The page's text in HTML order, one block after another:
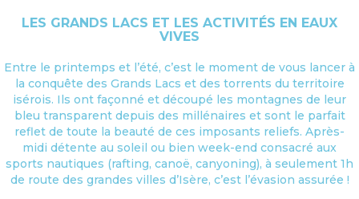
LES GRANDS LACS ET LES ACTIVITÉS EN EAUX
VIVES
Entre le printemps et l’été, c’est le moment de vous lancer à
la conquête des Grands Lacs et des torrents du territoire
isérois. Ils ont façonné et découpé les montagnes de leur
bleu transparent depuis des millénaires et sont le parfait
reflet de toute la beauté de ces imposants reliefs. Après-
midi détente au soleil ou bien week-end consacré aux
sports nautiques (rafting, canoë, canyoning), à seulement 1h
de route des grandes villes d’Isère, c’est l’évasion assurée !